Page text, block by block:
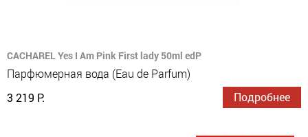
CACHAREL Yes I Am Pink First lady 50ml edP
Парфюмерная вода (Eau de Parfum)
3 219 Р.
Подробнее